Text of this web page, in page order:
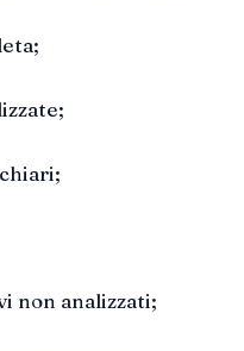
non analizzati;